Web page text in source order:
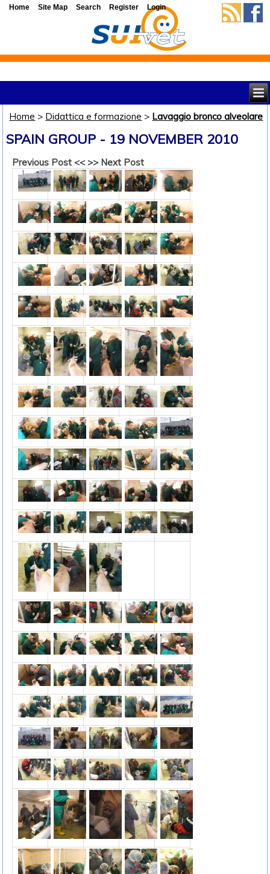
Home > Didattica e formazione > Lavaggio bronco alveolare
SPAIN GROUP - 19 NOVEMBER 2010
Previous Post << >> Next Post
Home Site Map Search Register Login